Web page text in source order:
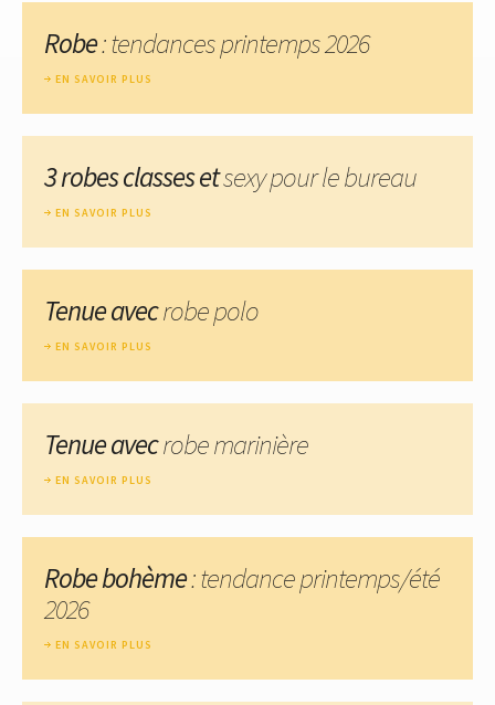
Robe: tendances printemps 2026
EN SAVOIR PLUS
3 robes classes etsexy pour le bureau
EN SAVOIR PLUS
Tenue avecrobe polo
EN SAVOIR PLUS
Tenue avecrobe marinière
EN SAVOIR PLUS
Robe bohème: tendance printemps/été
2026
EN SAVOIR PLUS